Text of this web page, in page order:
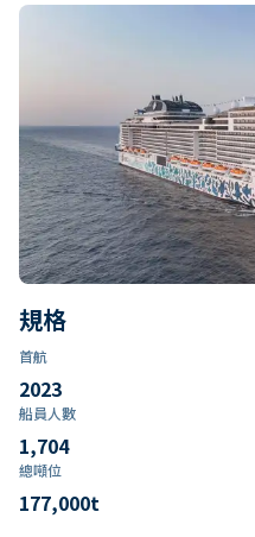
規格
首航
2023
船員人數
1,704
總噸位
177,000t